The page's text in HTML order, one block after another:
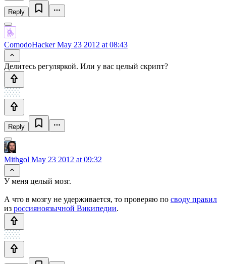
Reply
ComodoHackerMay 23 2012 at 08:43
Делитесь регуляркой. Или у вас целый скрипт?
Reply
Mithgol May 23 2012 at 09:32
У меня целый мозг.
А что в мозгу не удерживается, то проверяю по своду правил
из россияноязычной Википедии.